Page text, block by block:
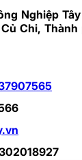
Nghiệp
Chi,